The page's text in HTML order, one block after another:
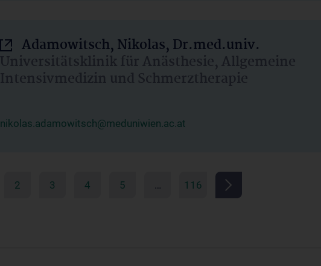
Adamowitsch, Nikolas, Dr.med.univ.
Universitätsklinik für Anästhesie, Allgemeine
Intensivmedizin und Schmerztherapie
nikolas.adamowitsch@meduniwien.ac.at
2 3 4 5 … 116